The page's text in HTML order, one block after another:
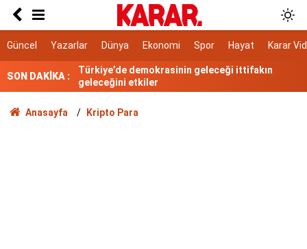
Güncel Yazarlar Dünya Ekonomi Spor Hayat Karar
SON DAKİKA :
Devrim Özkan'ın acı günü
geleceğini etkiler
Bahçeli, nikah şahidi oldu
milyonu geçti
Anasayfa Kripto Para